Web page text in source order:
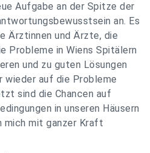
Aufgabe an der Spitze der
an. Es
Ärztinnen und Ärzte, die
Probleme in Wiens Spitälern
und zu guten Lösungen
wieder auf die Probleme
sind die Chancen auf
in unseren Häusern
mich mit ganzer Kraft